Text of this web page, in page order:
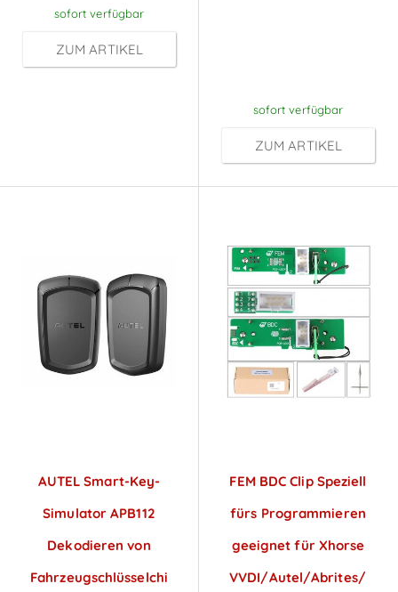
sofort verfügbar
ZUM ARTIKEL
sofort verfügbar
ZUM ARTIKEL
AUTEL Smart-Key-
Simulator APB112
Dekodieren von
Fahrzeugschlüsselchipdaten
FEM BDC Clip Speziell
fürs Programmieren
geeignet für Xhorse
VVDI/Autel/Abrites/